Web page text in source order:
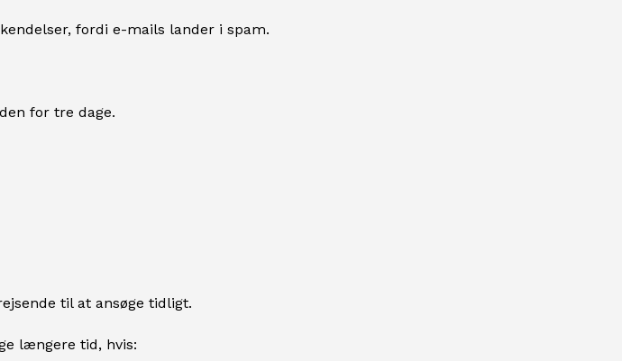
fordi e-mails lander i spam.
for tre dage.
til at ansøge tidligt.
længere tid, hvis: